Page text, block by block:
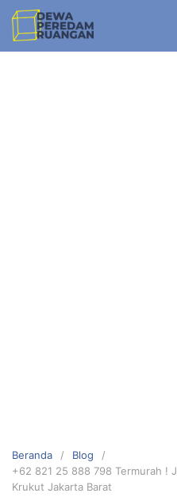
Beranda
Blog
+62 821 25 888 798 Termurah !
Krukut Jakarta Barat